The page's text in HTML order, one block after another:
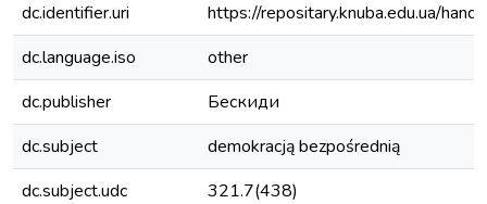
dc.identifier.uri
https://repositary.knuba.edu.ua/
dc.language.iso
other
dc.publisher
Бескиди
dc.subject
demokracją bezpośrednią
dc.subject.udc
321.7(438)